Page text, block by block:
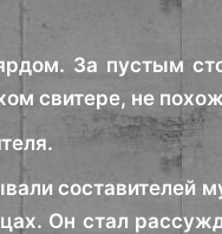
За пустым
свитере, не
Он стал